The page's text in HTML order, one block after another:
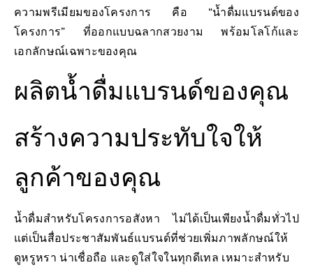
ความพรีเมียมของโครงการ คือ “น้ำดื่มแบรนด์ของ
โครงการ” ที่ออกแบบฉลากสวยงาม พร้อมโลโก้และ
เอกลักษณ์เฉพาะของคุณ
ผลิตน้ำดื่มแบรนด์ของคุณ
สร้างความประทับใจให้
ลูกค้าของคุณ
น้ำดื่มสำหรับโครงการอสังหา ไม่ได้เป็นเพียงน้ำดื่มทั่วไป
แต่เป็นสื่อประชาสัมพันธ์แบรนด์ที่ช่วยเพิ่มภาพลักษณ์ให้
ดูหรูหรา น่าเชื่อถือ และดูใส่ใจในทุกดีเทล เหมาะสำหรับ